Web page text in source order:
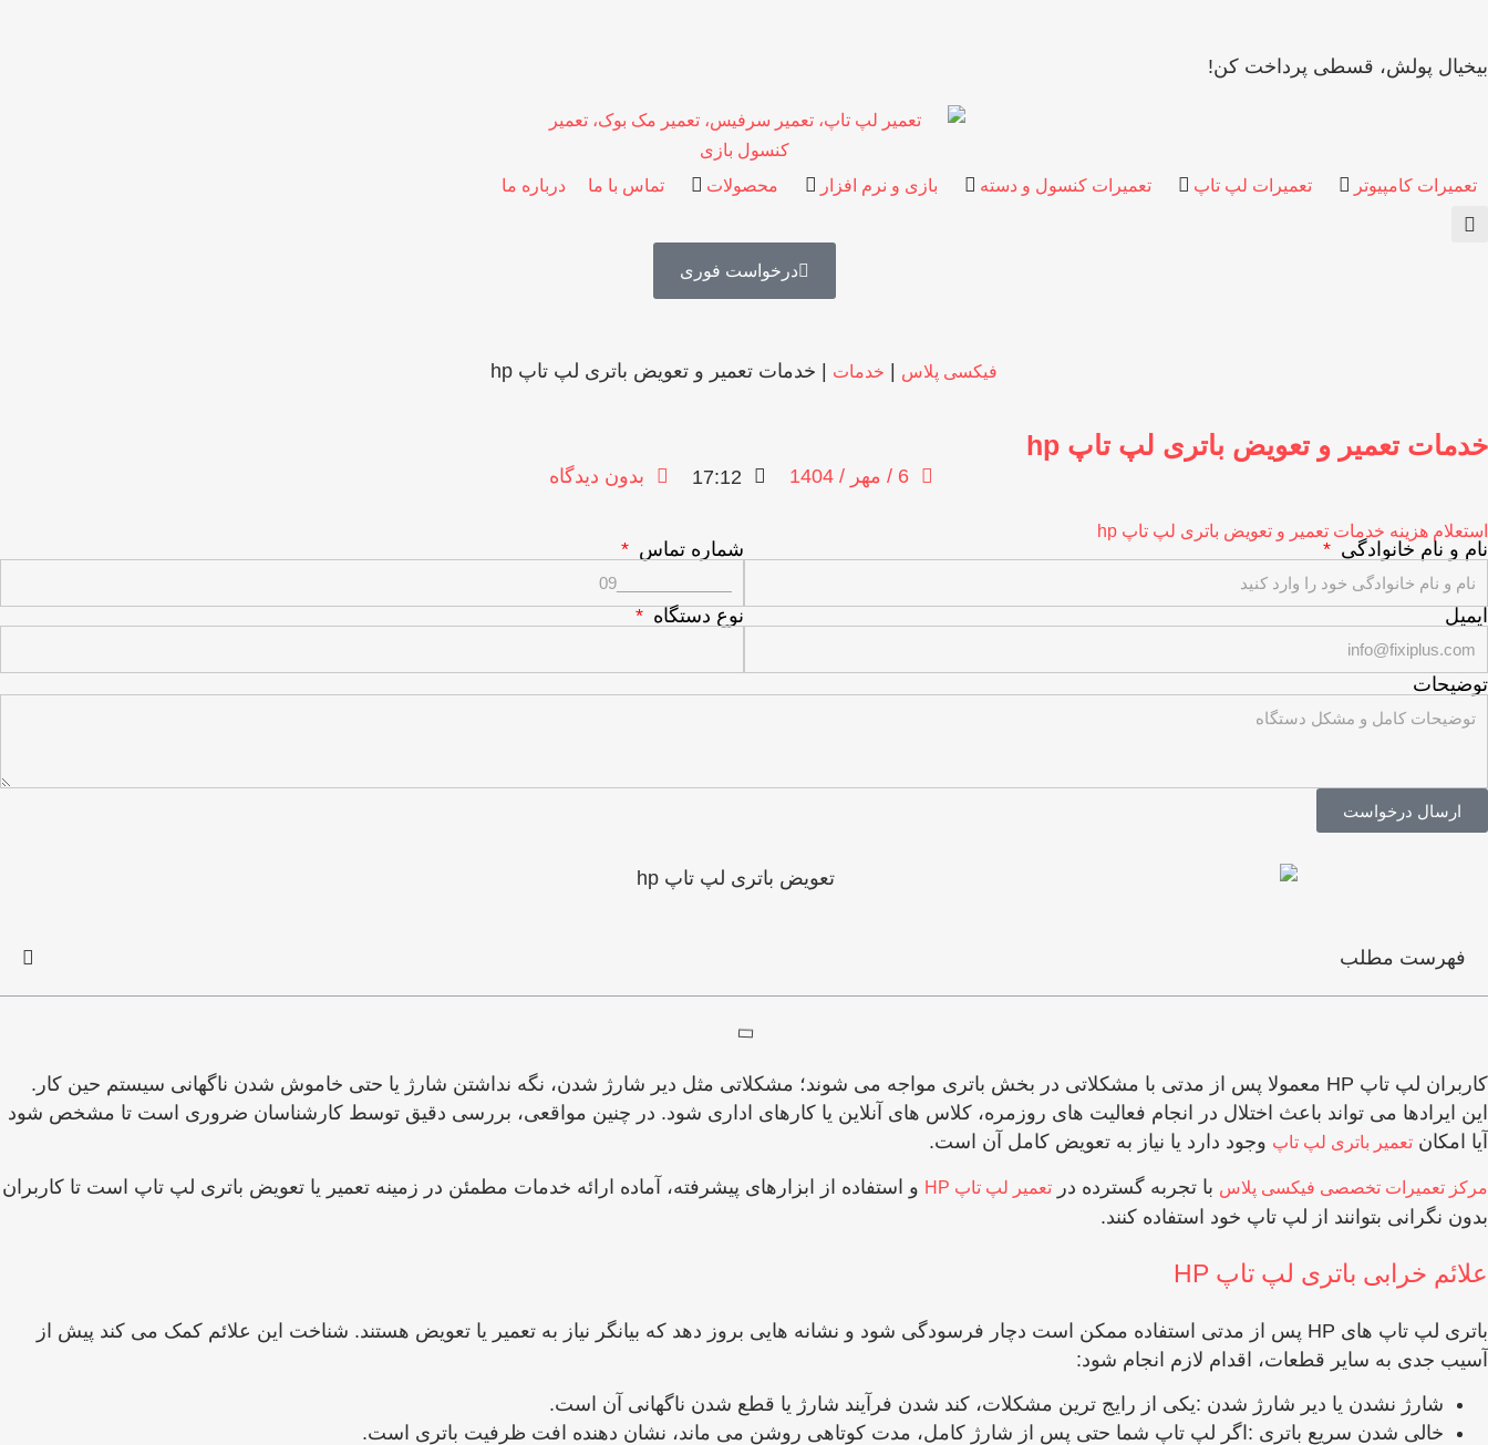
بیخیال پولش، قسطی پرداخت کن!
تعمیرات کامپیوتر تعمیرات لپ تاپ تعمیرات کنسول و دسته بازی و نرم افزار محصولات تماس با ما درباره ما
درخواست فوری
فیکسی پلاس خدمات خدمات تعمیر و تعویض باتری لپ تاپ hp
خدمات تعمیر و تعویض باتری لپ تاپ hp
6 / مهر / 1404 17:12 بدون دیدگاه
استعلام هزینه خدمات تعمیر و تعویض باتری لپ تاپ hp
نام و نام خانوادگی شماره تماس
ایمیل نوع دستگاه
توضیحات
ارسال درخواست
فهرست مطلب
کاربران لپ ‌تاپ HP معمولا پس از مدتی با مشکلاتی در بخش باتری مواجه می ‌شوند؛ مشکلاتی مثل دیر شارژ شدن، نگه نداشتن شارژ یا حتی خاموش شدن ناگهانی سیستم حین کار.
این ایرادها می ‌تواند باعث اختلال در انجام فعالیت ‌های روزمره، کلاس ‌های آنلاین یا کارهای اداری شود. در چنین مواقعی، بررسی دقیق توسط کارشناسان ضروری است تا مشخص شود
آیا امکان تعمیر باتری لپ تاپ وجود دارد یا نیاز به تعویض کامل آن است.
مرکز تعمیرات تخصصی فیکسی پلاس با تجربه گسترده در تعمیر لپ تاپ HP
و استفاده از ابزارهای پیشرفته، آماده ارائه خدمات مطمئن در زمینه تعمیر یا تعویض باتری لپ تاپ است تا کاربران
بدون نگرانی بتوانند از لپ‌ تاپ خود استفاده کنند.
علائم خرابی باتری لپ تاپ HP
باتری لپ‌ تاپ‌ های HP پس از مدتی استفاده ممکن است دچار فرسودگی شود و نشانه‌ هایی بروز دهد که بیانگر نیاز به تعمیر یا تعویض هستند. شناخت این علائم کمک می ‌کند پیش از
آسیب جدی به سایر قطعات، اقدام لازم انجام شود:
شارژ نشدن یا دیر شارژ شدن :یکی از رایج‌ ترین مشکلات، کند شدن فرآیند شارژ یا قطع شدن ناگهانی آن است.
خالی شدن سریع باتری :اگر لپ ‌تاپ شما حتی پس از شارژ کامل، مدت کوتاهی روشن می ‌ماند، نشان‌ دهنده افت ظرفیت باتری است.